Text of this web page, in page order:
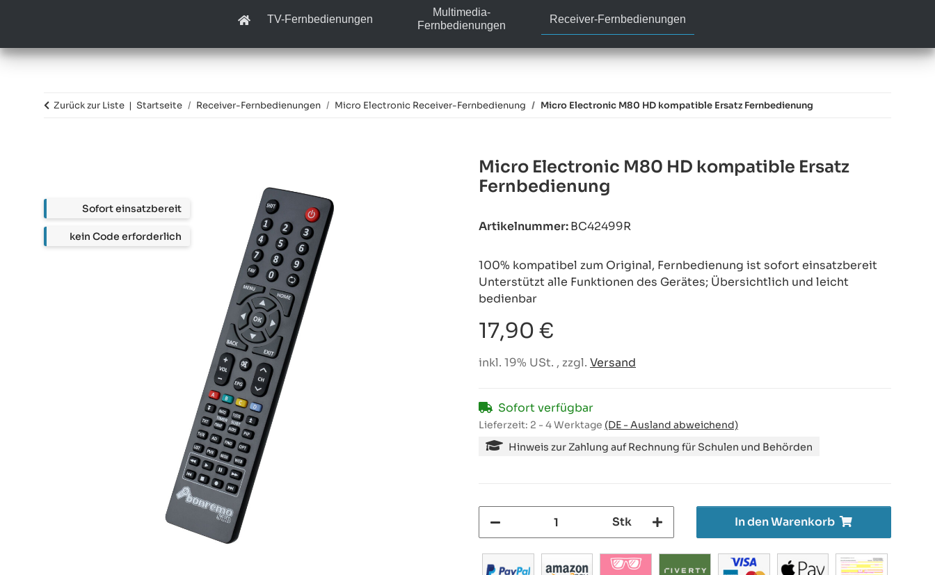
TV-Fernbedienungen
Multimedia-
Fernbedienungen
Receiver-Fernbedienungen
Zurück zur Liste Startseite Receiver-Fernbedienungen Micro Electronic Receiver-Fernbedienung Micro Electronic M80 HD kompatible Ersatz Fernbedienung
Micro Electronic M80 HD kompatible Ersatz
Fernbedienung
Artikelnummer:BC42499R
100% kompatibel zum Original, Fernbedienung ist sofort einsatzbereit
Unterstützt alle Funktionen des Gerätes; Übersichtlich und leicht
bedienbar
17,90 €
inkl. 19% USt. , zzgl. Versand
Sofort verfügbar
Lieferzeit: 2 - 4 Werktage (DE - Ausland abweichend)
Hinweis zur Zahlung auf Rechnung für Schulen und Behörden
Stk In den Warenkorb